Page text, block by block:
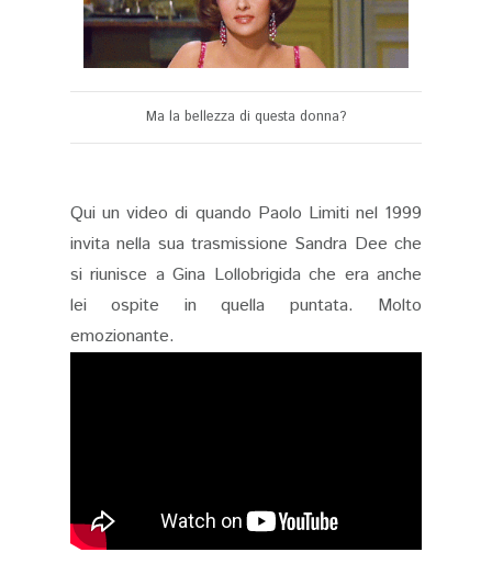
Ma la bellezza di questa donna?
Qui un video di quando Paolo Limiti nel 1999
invita nella sua trasmissione Sandra Dee che
si riunisce a Gina Lollobrigida che era anche
lei ospite in quella puntata. Molto
emozionante.